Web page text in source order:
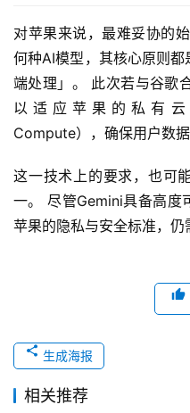
对苹果来说，最难妥协的
何种AI模型，其核心原则
端处理」。 此次若与谷歌
以适应苹果的私有云
Compute），确保用户数
这一技术上的要求，也可
一。 尽管Gemini具备高度
苹果的隐私与安全标准，仍
生成海报
相关推荐